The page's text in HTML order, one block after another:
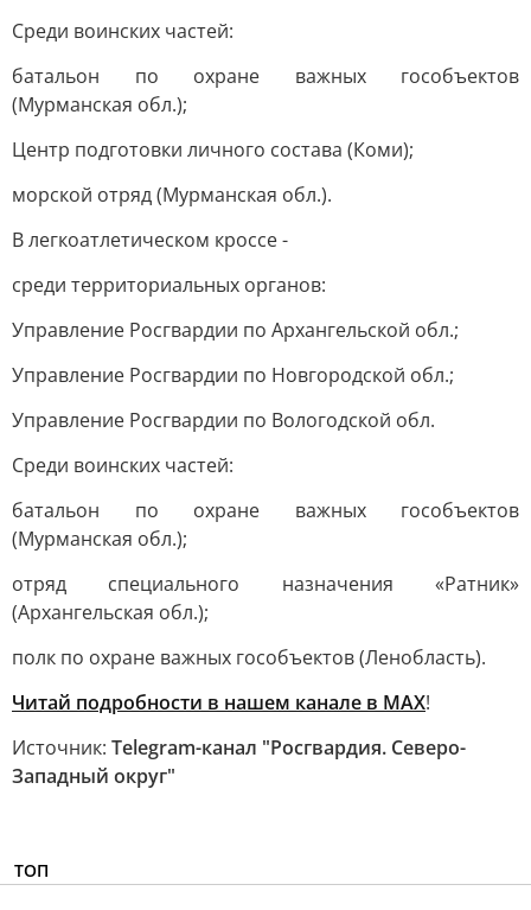
Среди воинских частей:
батальон по охране важных гособъектов
(Мурманская обл.);
Центр подготовки личного состава (Коми);
морской отряд (Мурманская обл.).
В легкоатлетическом кроссе -
среди территориальных органов:
Управление Росгвардии по Архангельской обл.;
Управление Росгвардии по Новгородской обл.;
Управление Росгвардии по Вологодской обл.
Среди воинских частей:
батальон по охране важных гособъектов
(Мурманская обл.);
отряд специального назначения «Ратник»
(Архангельская обл.);
полк по охране важных гособъектов (Ленобласть).
Читай подробности в нашем канале в МАХ!
Источник: Telegram-канал "Росгвардия. Северо-
Западный округ"
ТОП